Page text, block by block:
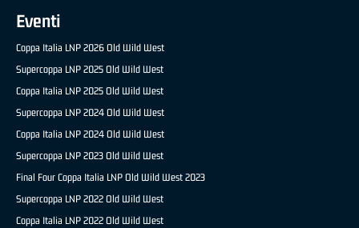
Eventi
Coppa Italia LNP 2026 Old Wild West
Supercoppa LNP 2025 Old Wild West
Coppa Italia LNP 2025 Old Wild West
Supercoppa LNP 2024 Old Wild West
Coppa Italia LNP 2024 Old Wild West
Supercoppa LNP 2023 Old Wild West
Final Four Coppa Italia LNP Old Wild West 2023
Supercoppa LNP 2022 Old Wild West
Coppa Italia LNP 2022 Old Wild West